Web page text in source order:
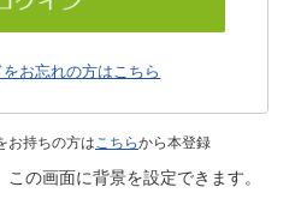
お忘れの方はこちら
お持ちの方はこちらから本登録
の画面に背景を設定できます。